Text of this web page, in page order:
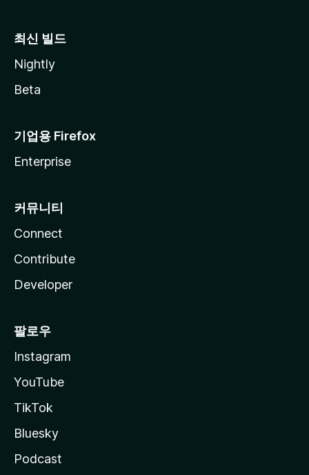
최신 빌드
Nightly
Beta
기업용 Firefox
Enterprise
커뮤니티
Connect
Contribute
Developer
팔로우
Instagram
YouTube
TikTok
Bluesky
Podcast